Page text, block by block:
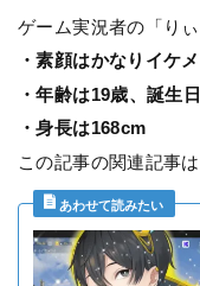
ゲーム実況者の「りぃ
・素顔はかなりイケ
・年齢は19歳、誕生
・身長は168cm
この記事の関連記事